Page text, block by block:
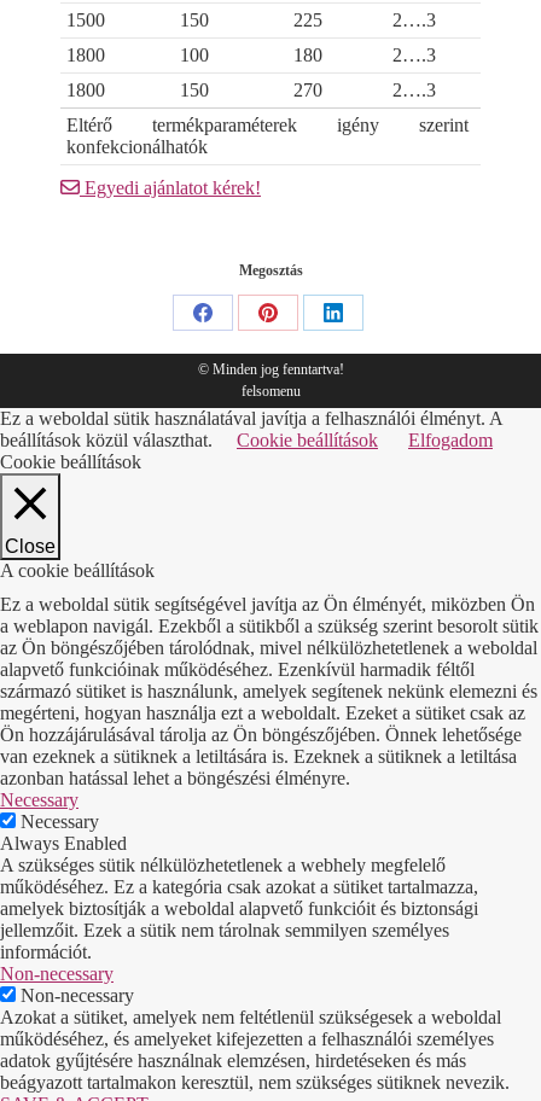
1500
150 225
2….3
1800
100 180
2….3
1800
150 270
2….3
Eltérő termékparaméterek igény szerint
konfekcionálhatók
Egyedi ajánlatot kérek!
Megosztás
Share
on
Facebook
Share
on
Pinterest
Share
on
© Minden jog fenntartva!
felsomenu
Ez a weboldal sütik használatával javítja a felhasználói élményt. A
beállítások közül választhat.
Cookie beállítások
Elfogadom
Cookie beállítások
Close
A cookie beállítások
Ez a weboldal sütik segítségével javítja az Ön élményét, miközben Ön
a weblapon navigál. Ezekből a sütikből a szükség szerint besorolt sütik
az Ön böngészőjében tárolódnak, mivel nélkülözhetetlenek a weboldal
alapvető funkcióinak működéséhez. Ezenkívül harmadik féltől
származó sütiket is használunk, amelyek segítenek nekünk elemezni és
megérteni, hogyan használja ezt a weboldalt. Ezeket a sütiket csak az
Ön hozzájárulásával tárolja az Ön böngészőjében. Önnek lehetősége
van ezeknek a sütiknek a letiltására is. Ezeknek a sütiknek a letiltása
azonban hatással lehet a böngészési élményre.
Necessary
Necessary
Always Enabled
A szükséges sütik nélkülözhetetlenek a webhely megfelelő
működéséhez. Ez a kategória csak azokat a sütiket tartalmazza,
amelyek biztosítják a weboldal alapvető funkcióit és biztonsági
jellemzőit. Ezek a sütik nem tárolnak semmilyen személyes
információt.
Non-necessary
Non-necessary
Azokat a sütiket, amelyek nem feltétlenül szükségesek a weboldal
működéséhez, és amelyeket kifejezetten a felhasználói személyes
adatok gyűjtésére használnak elemzésen, hirdetéseken és más
beágyazott tartalmakon keresztül, nem szükséges sütiknek nevezik.